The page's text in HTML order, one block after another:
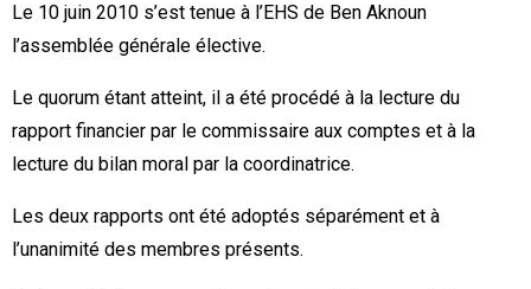
Le 10 juin 2010 s’est tenue à l’EHS de Ben Aknoun
l’assemblée géné­rale élective.
Le quorum étant atteint, il a été procédé à la lecture du
rapport finan­cier par le commissaire aux comptes et à la
lecture du bilan moral par la coordinatrice.
Les deux rapports ont été adoptés séparément et à
l’unanimité des membres présents.